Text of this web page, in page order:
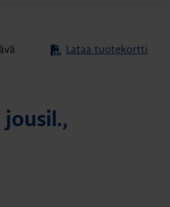
Lataa tuotekortti
jousil.,